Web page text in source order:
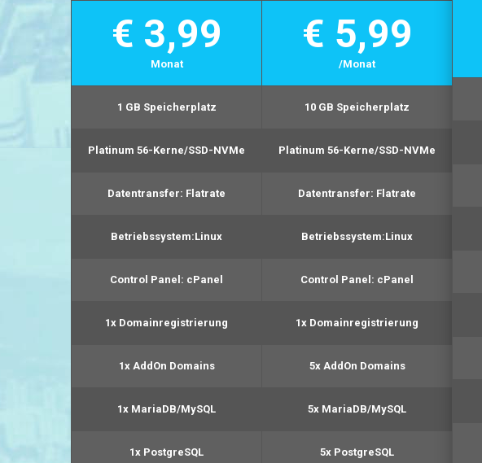
€ 3,99
Monat
1 GB Speicherplatz
Platinum 56-Kerne/SSD-NVMe
Datentransfer: Flatrate
Betriebssystem:Linux
Control Panel: cPanel
1x Domainregistrierung
1x AddOn Domains
1x MariaDB/MySQL
1x PostgreSQL
€ 5,99
/Monat
10 GB Speicherplatz
Platinum 56-Kerne/SSD-NVMe
Datentransfer: Flatrate
Betriebssystem:Linux
Control Panel: cPanel
1x Domainregistrierung
5x AddOn Domains
5x MariaDB/MySQL
5x PostgreSQL